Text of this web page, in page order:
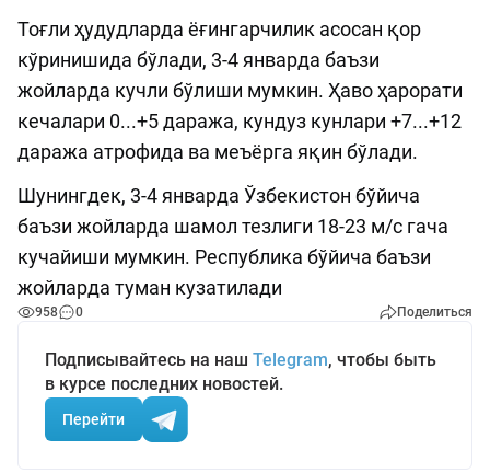
Тоғли ҳудудларда ёғингарчилик асосан қор
кўринишида бўлади, 3-4 январда баъзи
жойларда кучли бўлиши мумкин. Ҳаво ҳарорати
кечалари 0...+5 даража, кундуз кунлари +7...+12
даража атрофида ва меъёрга яқин бўлади.
Шунингдек, 3-4 январда Ўзбекистон бўйича
баъзи жойларда шамол тезлиги 18-23 м/с гача
кучайиши мумкин. Республика бўйича баъзи
жойларда туман кузатилади
958 0 Поделиться
Подписывайтесь на наш Telegram, чтобы быть
в курсе последних новостей.
Перейти